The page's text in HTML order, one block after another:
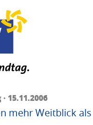
15.11.2006
mehr Weitblick